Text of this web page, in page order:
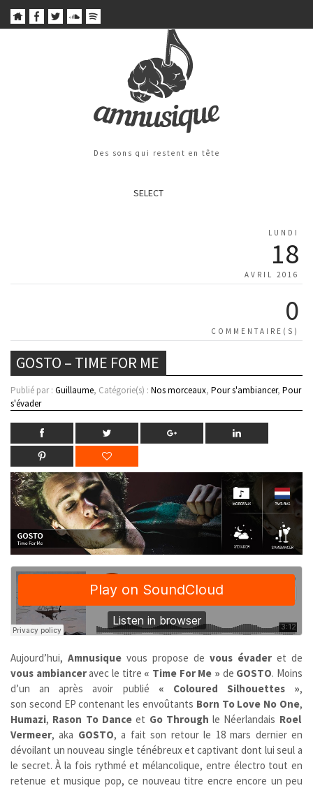
Des sons qui restent en tête
SELECT
LUNDI
18
AVRIL 2016
0
COMMENTAIRE(S)
GOSTO – TIME FOR ME
Publié par : Guillaume, Catégorie(s) : Nos morceaux, Pour s'ambiancer, Pour
s'évader
Aujourd’hui, Amnusique vous propose de vous évader et de
vous ambianceravec le titre « Time For Me » de GOSTO. Moins
d’un an après avoir publié « Coloured Silhouettes »,
son second EP contenant les envoûtants Born To Love No One,
Humazi, Rason To Danceet Go Through le Néerlandais Roel
Vermeer, aka GOSTO, a fait son retour le 18 mars dernier en
dévoilant un nouveau single ténébreux et captivant dont lui seul a
le secret. À la fois rythmé et mélancolique, entre électro tout en
retenue et musique pop, ce nouveau titre encre encore un peu